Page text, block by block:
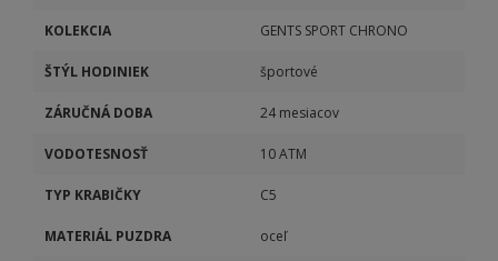
KOLEKCIA GENTS SPORT CHRONO
ŠTÝL HODINIEK športové
ZÁRUČNÁ DOBA 24 mesiacov
VODOTESNOSŤ 10 ATM
TYP KRABIČKY C5
MATERIÁL PUZDRA oceľ